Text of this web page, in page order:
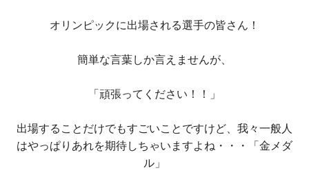
オリンピックに出場される選手の皆さん！
簡単な言葉しか言えませんが、
「頑張ってください！！」
出場することだけでもすごいことですけど、我々一般人
はやっぱりあれを期待しちゃいますよね・・・「金メダ
ル」